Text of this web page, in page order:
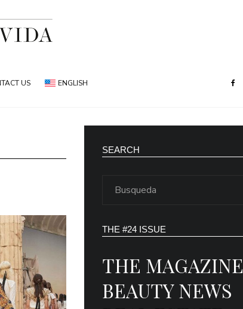
US ENGLISH
SEARCH
THE #24 ISSUE
THE MAGAZINE
BEAUTY NEWS